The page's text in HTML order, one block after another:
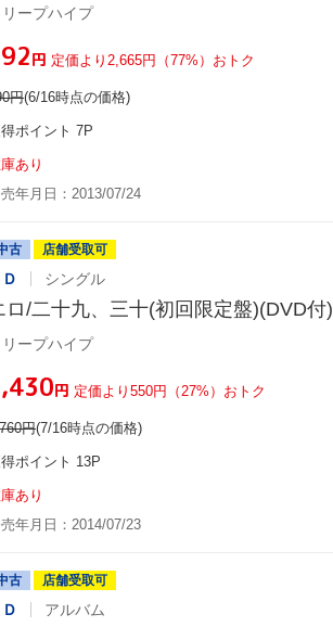
リープハイプ
円 定価より2,665円（77%）おトク
円(6/16時点の価格)
ポイント 7P
あり
年月日：2013/07/24
古 店舗受取可
Ｄ シングル
ロ/二十九、三十(初回限定盤)(DVD付)
リープハイプ
円 定価より550円（27%）おトク
円(7/16時点の価格)
ポイント 13P
あり
年月日：2014/07/23
古 店舗受取可
Ｄ アルバム